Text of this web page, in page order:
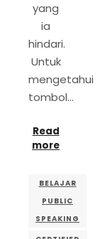
yang
ia
hindari.
Untuk
mengetahui
tombol…
Read
more
BELAJAR
PUBLIC
SPEAKING